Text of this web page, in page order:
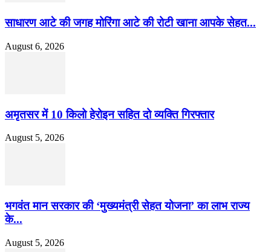
साधारण आटे की जगह मोरिंगा आटे की रोटी खाना आपके सेहत...
August 6, 2026
अमृतसर में 10 किलो हेरोइन सहित दो व्यक्ति गिरफ्तार
August 5, 2026
भगवंत मान सरकार की ‘मुख्यमंत्री सेहत योजना’ का लाभ राज्य
के...
August 5, 2026